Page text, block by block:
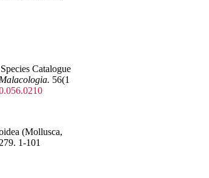
Catalogue
Malacologia. 56(1
(Mollusca,
1-101